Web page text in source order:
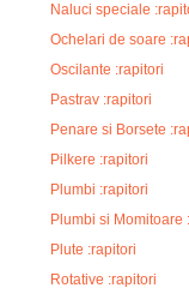
Naluci speciale
Ochelari de soare
Oscilante :rapitori
Pastrav :rapitori
Penare si Borsete
Pilkere :rapitori
Plumbi :rapitori
Plumbi si Momitoare
Plute :rapitori
Rotative :rapitori